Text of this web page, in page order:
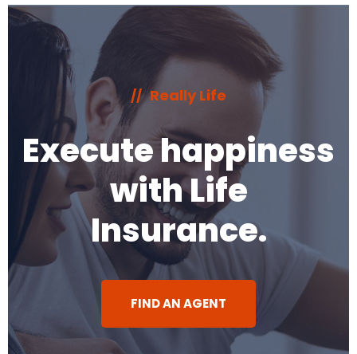
// Really Life
Execute happiness
with Life
Insurance.
FIND AN AGENT